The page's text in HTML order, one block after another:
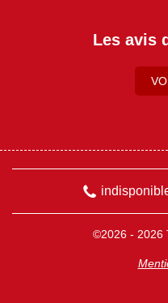
Les avis
©2026 - 2026